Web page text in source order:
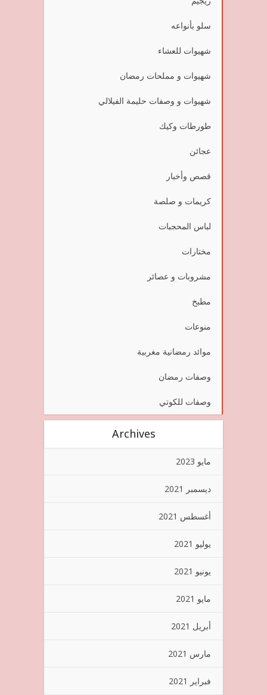
سلو بأنواعه
شهيوات للعشاء
شهيوات و مملحات رمضان
شهيوات و وصفات حليمة الفيلالي
طورطات وكيك
عجائن
قصص وأخبار
كريمات و صلصة
لباس المحجبات
مختارات
مشروبات و عصائر
مطبخ
منوعات
موائد رمضانية مغربية
وصفات رمضان
وصفات للكوتي
Archives
مايو 2023
ديسمبر 2021
أغسطس 2021
يوليو 2021
يونيو 2021
مايو 2021
أبريل 2021
مارس 2021
فبراير 2021